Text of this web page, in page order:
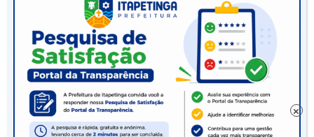
LATERAIS DIREITO:
Juninho (Itapetinga);
Gazinho (Itapetinga); ×